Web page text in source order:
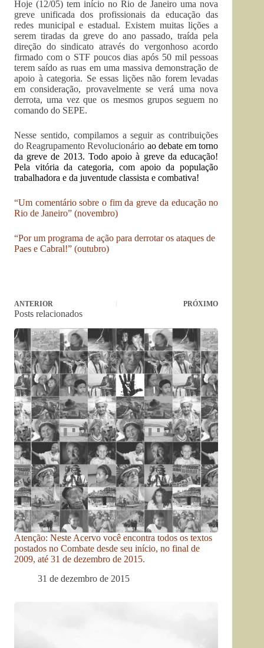
Hoje (12/05) tem início no Rio de Janeiro uma nova
greve unificada dos profissionais da educação das
redes municipal e estadual. Existem muitas lições a
serem tiradas da greve do ano passado, traída pela
direção do sindicato através do vergonhoso acordo
firmado com o STF poucos dias após 50 mil pessoas
terem saído as ruas em uma massiva demonstração de
apoio à categoria. Se essas lições não forem levadas
em consideração, provavelmente se verá uma nova
derrota, uma vez que os mesmos grupos seguem no
comando do SEPE.
Nesse sentido, compilamos a seguir as contribuições
do Reagrupamento Revolucionário ao debate em torno
da greve de 2013. Todo apoio à greve da educação!
Pela vitória da categoria, com apoio da população
trabalhadora e da juventude classista e combativa!
“Um comentário sobre o fim da greve da educação no
Rio de Janeiro” (novembro)
“Por um programa de ação para derrotar os ataques de
Paes e Cabral!” (outubro)
ANTERIOR PRÓXIMO
Posts relacionados
Atenção: Neste Acervo você encontra todos os textos
postados no Combate desde seu início, no final de
2009, até 31 de dezembro de 2015.
31 de dezembro de 2015